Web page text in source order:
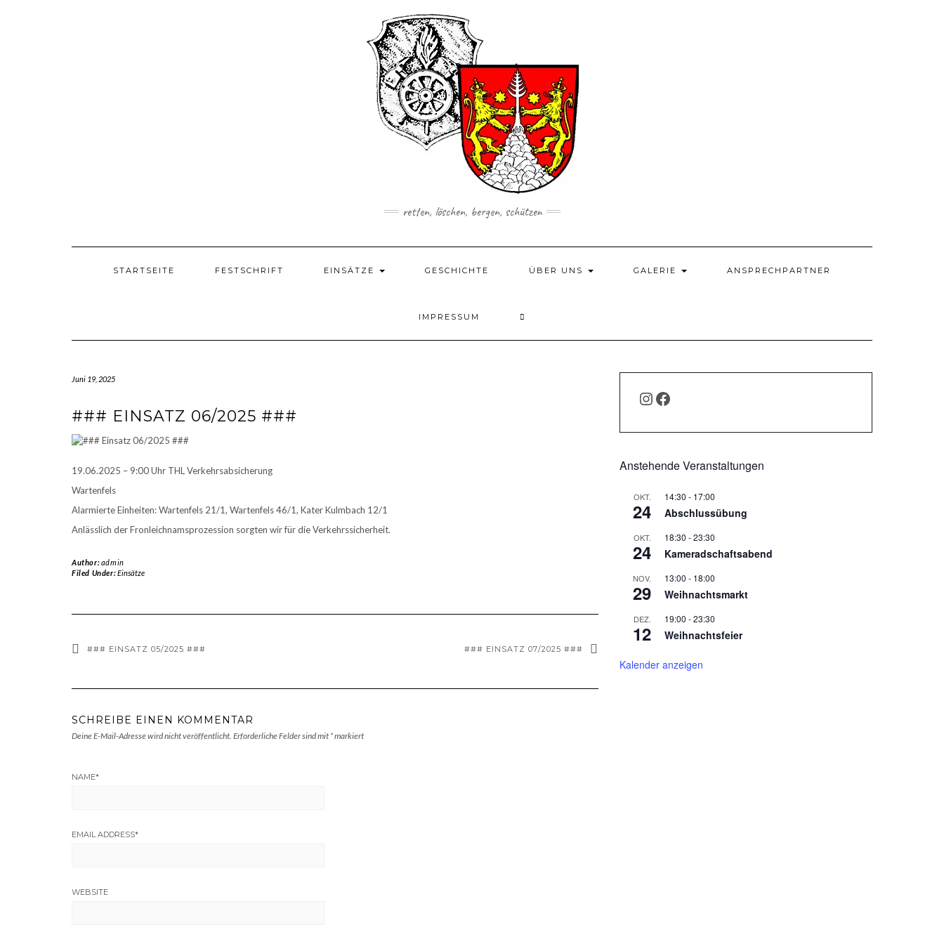
retten, löschen, bergen, schützen
STARTSEITE FESTSCHRIFT EINSÄTZE GESCHICHTE ÜBER UNS GALERIE ANSPRECHPARTNER
IMPRESSUM
Juni 19, 2025
### EINSATZ 06/2025 ###
19.06.2025 – 9:00 Uhr THL Verkehrsabsicherung
Wartenfels
Alarmierte Einheiten: Wartenfels 21/1, Wartenfels 46/1, Kater Kulmbach 12/1
Anlässlich der Fronleichnamsprozession sorgten wir für die Verkehrssicherheit.
Author:admin
Filed Under:Einsätze
### EINSATZ 05/2025 ### ### EINSATZ 07/2025 ###
SCHREIBE EINEN KOMMENTAR
Deine E-Mail-Adresse wird nicht veröffentlicht. Erforderliche Felder sind mit *markiert
NAME*
EMAIL ADDRESS*
WEBSITE
INSTAGRAM
FACEBOOK
Anstehende Veranstaltungen
OKT.
24
14:30 - 17:00
Abschlussübung
OKT.
24
18:30 -23:30
Kameradschaftsabend
NOV.
29
13:00 - 18:00
Weihnachtsmarkt
DEZ.
12
19:00 -23:30
Weihnachtsfeier
Kalender anzeigen